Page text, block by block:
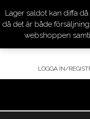
KVALITET
LOGGA IN/
Lager saldot kan diffa
då det är både
webshoppen